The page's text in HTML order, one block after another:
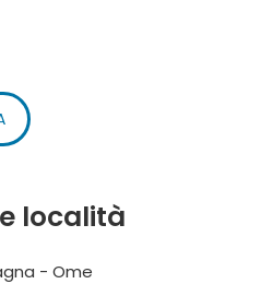
località
- Ome